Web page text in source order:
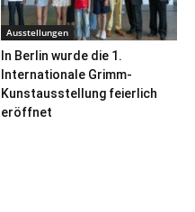
Ausstellungen
In Berlin wurde die 1.
Internationale Grimm-
Kunstausstellung feierlich
eröffnet